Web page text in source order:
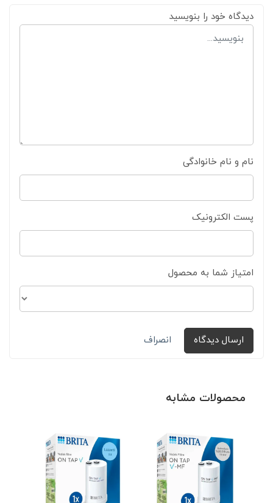
دیدگاه خود را بنویسید
نام و نام خانوادگی
پست الکترونیک
امتیاز شما به محصول
ارسال دیدگاه انصراف
محصولات مشابه